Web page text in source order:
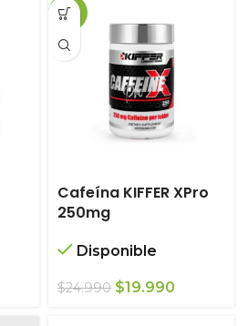
-20%
Cafeína KIFFER XPro
250mg
Disponible
$24.990 El
$19.990